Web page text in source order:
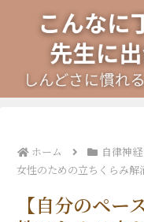
ホーム 自律神経
女性のための立ちくらみ解
【自分のペ